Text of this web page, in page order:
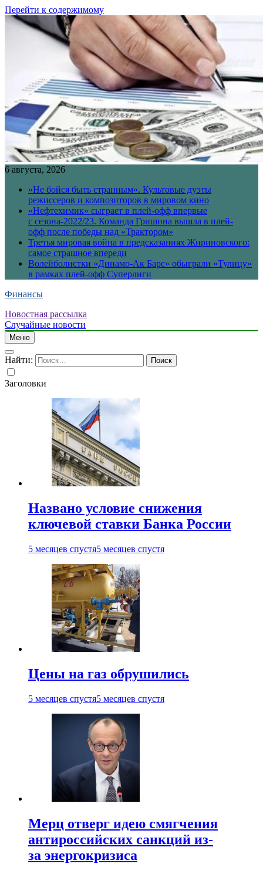
Перейти к содержимому
6 августа, 2026
«Не бойся быть странным». Культовые дуэты
режиссеров и композиторов в мировом кино
«Нефтехимик» сыграет в плей-офф впервые
с сезона-2022/23. Команда Гришина вышла в плей-
офф после победы над «Трактором»
Третья мировая война в предсказаниях Жириновского:
самое страшное впереди
Волейболистки «Динамо-Ак Барс» обыграли «Тулицу»
в рамках плей-офф Суперлиги
Финансы
Новостная рассылка
Случайные новости
Меню
Найти:
Заголовки
Названо условие снижения
ключевой ставки Банка России
5 месяцев спустя5 месяцев спустя
Цены на газ обрушились
5 месяцев спустя5 месяцев спустя
Мерц отверг идею смягчения
антироссийских санкций из-
за энергокризиса